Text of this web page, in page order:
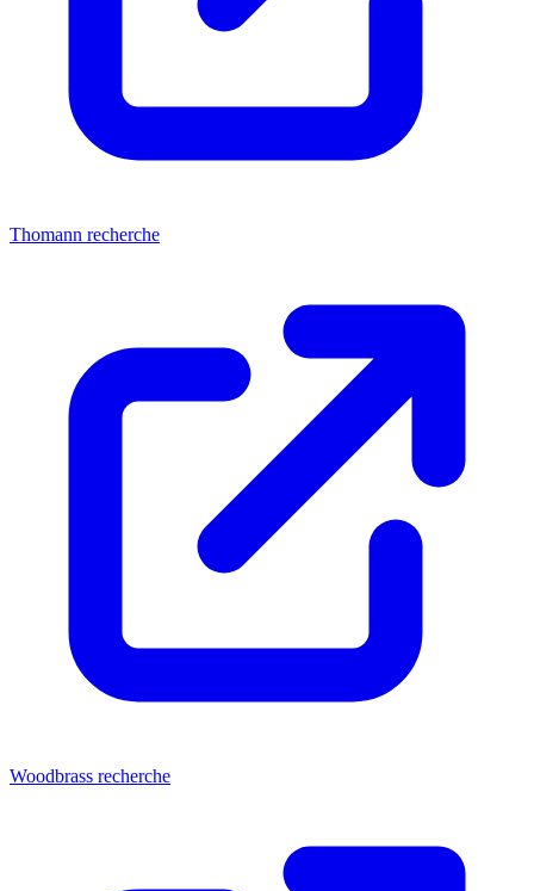
Thomann recherche
Woodbrass recherche